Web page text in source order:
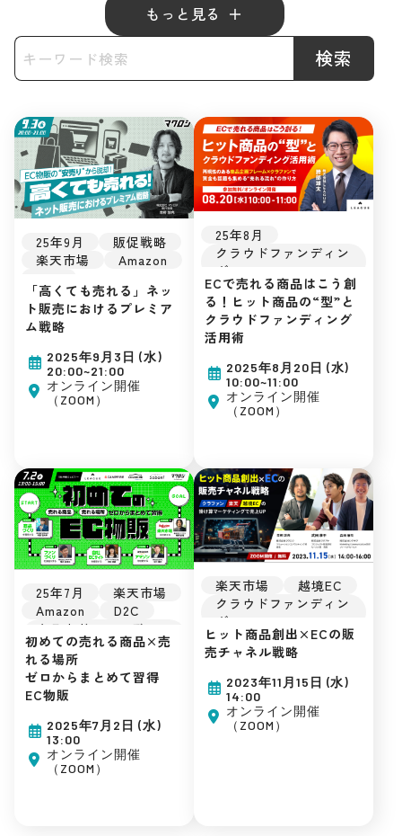
もっと見る
検索
25年9月
販促戦略
楽天市場
Amazon
クラウドファンディン
グ
自社EC
初めてのEC
集客ノウハウ
「高くても売れる」ネッ
ト販売におけるプレミア
ム戦略
2025年9月3日 (水)
20:00~21:00
オンライン開催
（ZOOM）
25年8月
クラウドファンディン
グ
自社EC
初めてのEC
広告運用
集客ノウハウ
ECで売れる商品はこう創
る！ヒット商品の“型”と
クラウドファンディング
活用術
2025年8月20日 (水)
10:00~11:00
オンライン開催
（ZOOM）
25年7月
楽天市場
Amazon
D2C
クラウドファンディン
グ
自社EC
初めてのEC
集客ノウハウ
初めての売れる商品×売
れる場所
ゼロからまとめて習得
EC物販
2025年7月2日 (水)
13:00
オンライン開催
（ZOOM）
楽天市場
越境EC
クラウドファンディン
グ
初めてのEC
集客ノウハウ
ヒット商品創出×ECの販
売チャネル戦略
2023年11月15日 (水)
14:00
オンライン開催
（ZOOM）